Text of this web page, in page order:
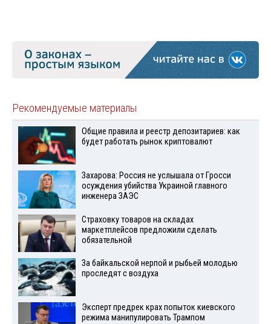
Рекомендуемые материалы
Общие правила и реестр депозитариев: как
будет работать рынок криптовалют
Захарова: Россия не услышала от Гросси
осуждения убийства Украиной главного
инженера ЗАЭС
Страховку товаров на складах
маркетплейсов предложили сделать
обязательной
За байкальской нерпой и рыбьей молодью
проследят с воздуха
Эксперт предрек крах попыток киевского
режима манипулировать Трампом